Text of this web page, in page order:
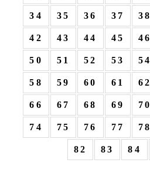
34 35 36 37 38
42 43 44 45 46
50 51 52 53 54
58 59 60 61 62
66 67 68 69 70
74 75 76 77 78
82 83 84